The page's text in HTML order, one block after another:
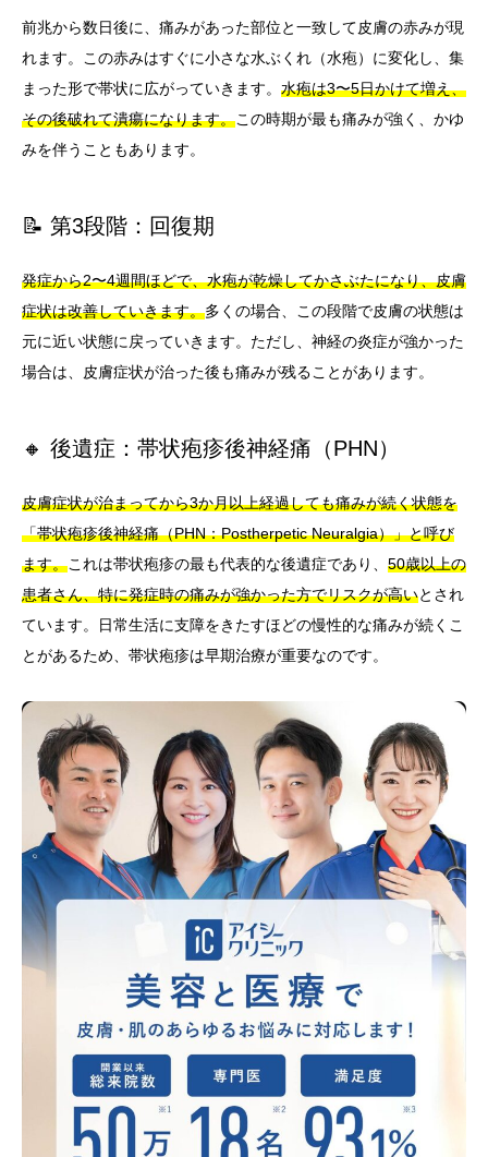
前兆から数日後に、痛みがあった部位と一致して皮膚の赤みが現
れます。この赤みはすぐに小さな水ぶくれ（水疱）に変化し、集
まった形で帯状に広がっていきます。 水疱は3〜5日かけて増え、
その後破れて潰瘍になります。この時期が最も痛みが強く、かゆ
みを伴うこともあります。
📝 第3段階：回復期
発症から2〜4週間ほどで、水疱が乾燥してかさぶたになり、皮膚
症状は改善していきます。多くの場合、この段階で皮膚の状態は
元に近い状態に戻っていきます。ただし、神経の炎症が強かった
場合は、皮膚症状が治った後も痛みが残ることがあります。
🔸 後遺症：帯状疱疹後神経痛（PHN）
皮膚症状が治まってから3か月以上経過しても痛みが続く状態を
「帯状疱疹後神経痛（PHN：Postherpetic Neuralgia）」と呼び
ます。これは帯状疱疹の最も代表的な後遺症であり、 50歳以上の
患者さん、特に発症時の痛みが強かった方でリスクが高いとされ
ています。日常生活に支障をきたすほどの慢性的な痛みが続くこ
とがあるため、帯状疱疹は早期治療が重要なのです。